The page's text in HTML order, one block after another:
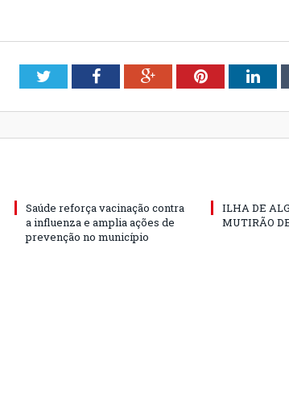
TwitterFacebookGoogle+Pinterest
Saúde reforça vacinação contra
a influenza e amplia ações de
prevenção no município
ILHA DE
MUTIRÃO